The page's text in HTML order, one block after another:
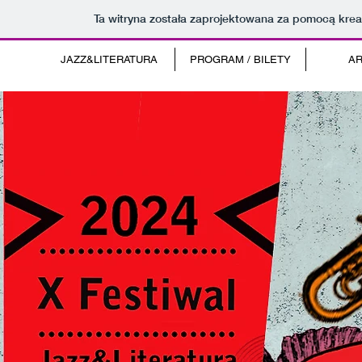
Ta witryna została zaprojektowana za pomocą
JAZZ&LITERATURA PROGRAM / BILETY